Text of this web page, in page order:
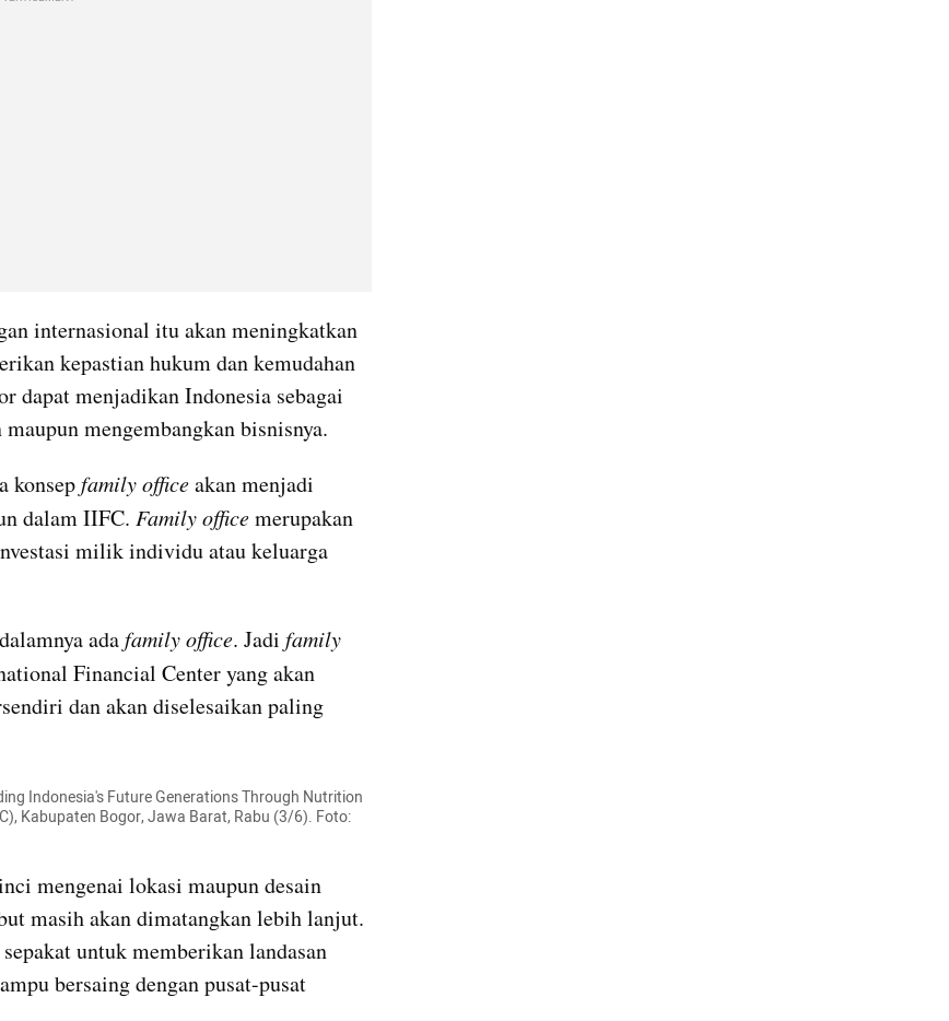
internasional itu akan meningkatkan
kepastian hukum dan kemudahan
dapat menjadikan Indonesia sebagai
mengembangkan bisnisnya.
konsep family office akan menjadi
dalam IIFC. Family office merupakan
milik individu atau keluarga
ada family office. Jadi family
Financial Center yang akan
dan akan diselesaikan paling
Indonesia's Future Generations Through Nutrition
Kabupaten Bogor, Jawa Barat, Rabu (3/6). Foto:
mengenai lokasi maupun desain
masih akan dimatangkan lebih lanjut.
untuk memberikan landasan
bersaing dengan pusat-pusat